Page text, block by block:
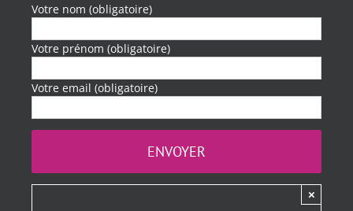
Votre nom (obligatoire)
Votre prénom (obligatoire)
Votre email (obligatoire)
×